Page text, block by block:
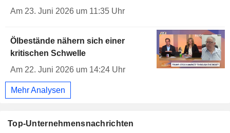
Am 23. Juni 2026 um 11:35 Uhr
Ölbestände nähern sich einer
kritischen Schwelle
Am 22. Juni 2026 um 14:24 Uhr
Mehr Analysen
Top-Unternehmensnachrichten